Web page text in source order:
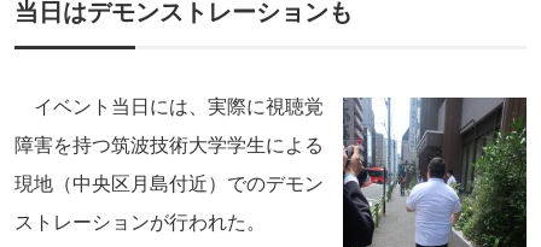
当日はデモンストレーションも
イベント当日には、実際に視聴覚
障害を持つ筑波技術大学学生による
現地（中央区月島付近）でのデモン
ストレーションが行われた。